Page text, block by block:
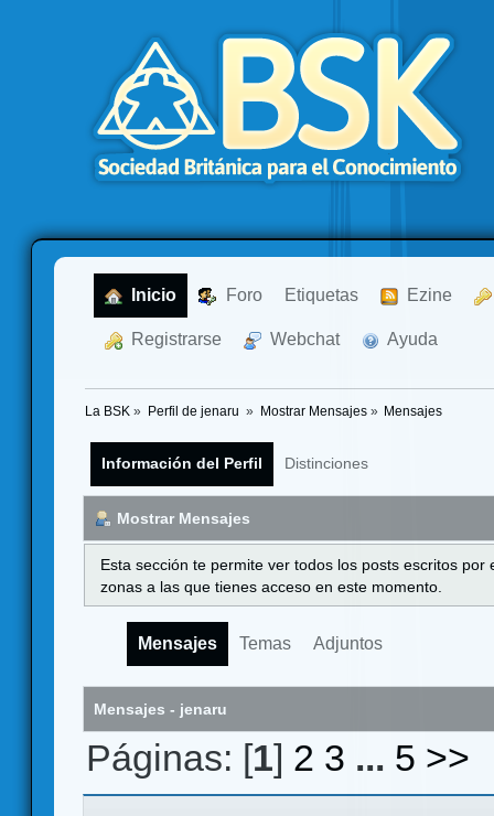
Inicio Foro Etiquetas Ezine
Registrarse Webchat Ayuda
La BSK » Perfil de jenaru » Mostrar Mensajes» Mensajes
Información del Perfil Distinciones
Mostrar Mensajes
Esta sección te permite ver todos los posts escritos
zonas a las que tienes acceso en este momento.
Mensajes Temas Adjuntos
Mensajes - jenaru
Páginas: [1] 2 3 ... 5 >>